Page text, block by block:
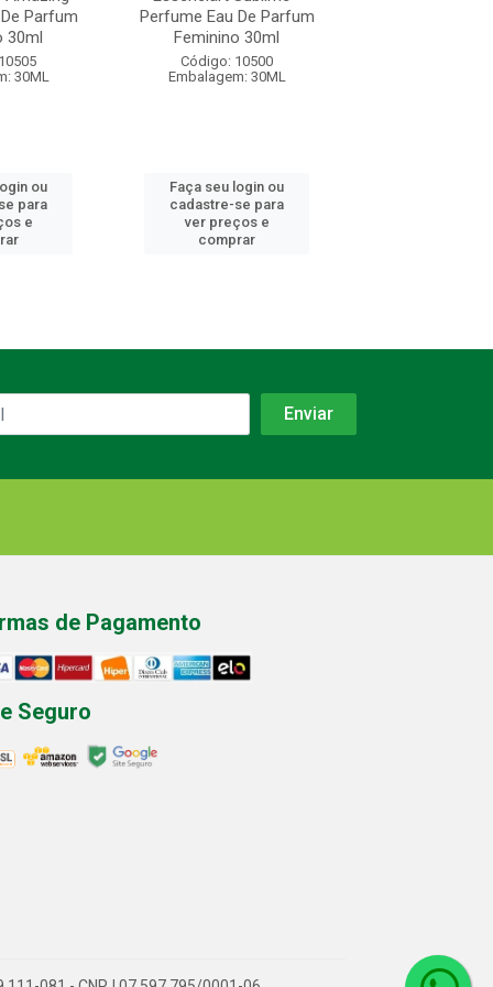
Parfum
30ml
30ML
ou
para
e
Perfume Eau De Parfum
Feminino 30ml
Código: 10500
Embalagem: 30ML
Faça seu login ou
cadastre-se para
ver preços e
comprar
de Pagamento
Seguro